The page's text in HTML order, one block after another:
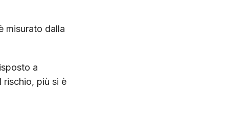
misurato dalla
a
rischio, più si è